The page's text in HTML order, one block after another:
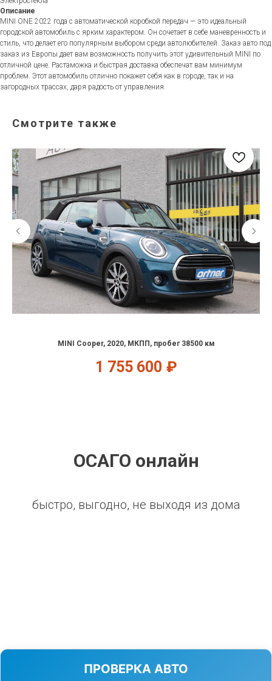
Описание
MINI ONE 2022 года с автоматической коробкой передач — это идеальный
городской автомобиль с ярким характером. Он сочетает в себе маневренность и
стиль, что делает его популярным выбором среди автолюбителей. Заказ авто под
заказ из Европы дает вам возможность получить этот удивительный MINI по
отличной цене. Растаможка и быстрая доставка обеспечат вам минимум
проблем. Этот автомобиль отлично покажет себя как в городе, так и на
загородных трассах, даря радость от управления.
Смотрите также
MINI Cooper, 2020, МКПП, пробег 38500 км
1 755 600 ₽
ОСАГО онлайн
быстро, выгодно, не выходя из дома
ПРОВЕРКА АВТО